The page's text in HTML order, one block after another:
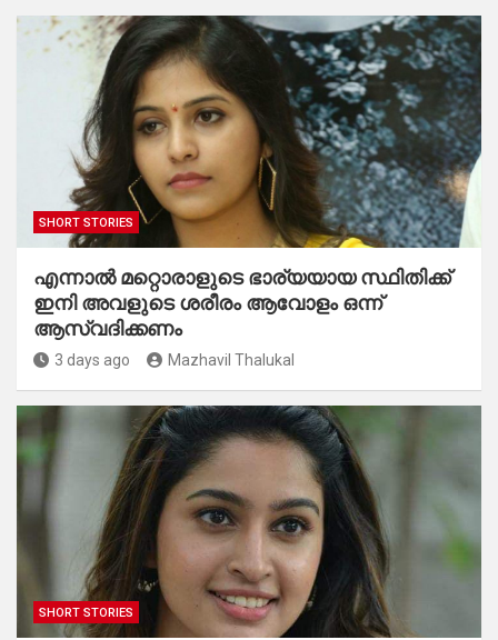
SHORT STORIES
എന്നാൽ മറ്റൊരാളുടെ ഭാര്യയായ സ്ഥിതിക്ക്
ഇനി അവളുടെ ശരീരം ആവോളം ഒന്ന്
ആസ്വദിക്കണം
3 days ago Mazhavil Thalukal
SHORT STORIES